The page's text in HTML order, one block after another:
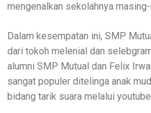
mengenalkan sekolahnya
Dalam kesempatan ini, SMP
dari tokoh melenial dan
alumni SMP Mutual dan Felix
sangat populer ditelinga anak
bidang tarik suara melalui